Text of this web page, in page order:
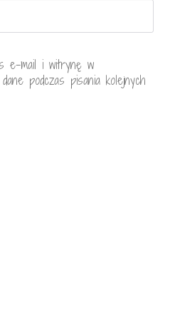
e-mail i witrynę w
podczas pisania kolejnych